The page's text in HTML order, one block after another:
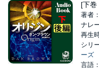
[下巻
著者：
ナレ
再生
シリ
ーズ
言語